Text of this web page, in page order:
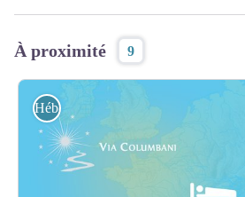
À proximité 9
Hébergement